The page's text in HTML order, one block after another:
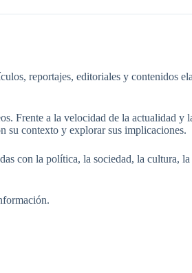
reportajes, editoriales y contenidos
Frente a la velocidad de la actualidad y
su contexto y explorar sus implicaciones.
con la política, la sociedad, la cultura,